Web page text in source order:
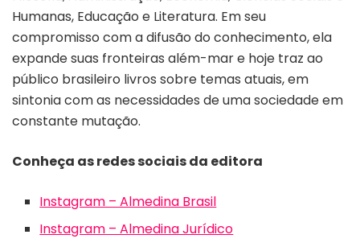
Humanas, Educação e Literatura. Em seu
compromisso com a difusão do conhecimento, ela
expande suas fronteiras além-mar e hoje traz ao
público brasileiro livros sobre temas atuais, em
sintonia com as necessidades de uma sociedade em
constante mutação.
Conheça as redes sociais da editora
Instagram – Almedina Brasil
Instagram – Almedina Jurídico